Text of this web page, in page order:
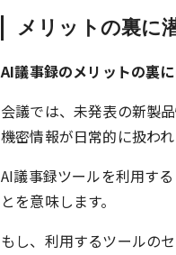
メリットの裏に
AI議事録のメリットの裏
会議では、未発表の新製
機密情報が日常的に扱われ
AI議事録ツールを利用す
とを意味します。
もし、利用するツールの